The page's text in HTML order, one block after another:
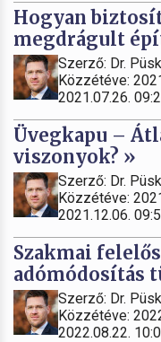
Hogyan
megdrágult
Szerző: Dr.
Közzétéve:
2021.07.26.
Üvegkapu –
viszonyok? »
Szerző: Dr.
Közzétéve:
2021.12.06.
Szakmai
adómódosítás
Szerző: Dr.
Közzétéve:
2022.08.22.